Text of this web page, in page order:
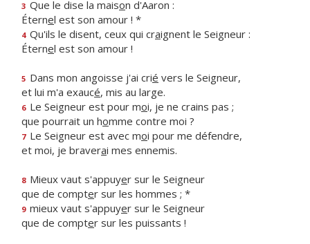
3 Que le dise la maison d'Aaron :
Éternel est son amour ! *
4 Qu'ils le disent, ceux qui craignent le Seigneur :
Éternel est son amour !
5 Dans mon angoisse j'ai crié vers le Seigneur,
et lui m'a exaucé, mis au large.
6 Le Seigneur est pour moi, je ne crains pas ;
que pourrait un homme contre moi ?
7 Le Seigneur est avec moi pour me défendre,
et moi, je braverai mes ennemis.
8 Mieux vaut s'appuyer sur le Seigneur
que de compter sur les hommes ; *
9 mieux vaut s'appuyer sur le Seigneur
que de compter sur les puissants !